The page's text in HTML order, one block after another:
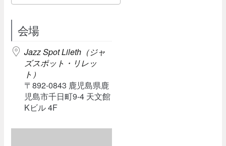
会場
Jazz Spot Lileth（ジャ
ズスポット・リレッ
ト）
〒892-0843 鹿児島県鹿
児島市千日町9-4 天文館
Kビル 4F